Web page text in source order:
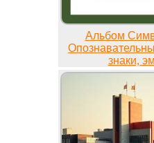
Альбом
знаки,